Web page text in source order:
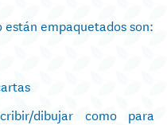
empaquetados son:
dibujar como para